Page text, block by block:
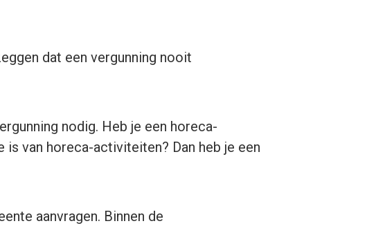
dat een vergunning nooit
nodig. Heb je een horeca-
van horeca-activiteiten? Dan heb je een
aanvragen. Binnen de